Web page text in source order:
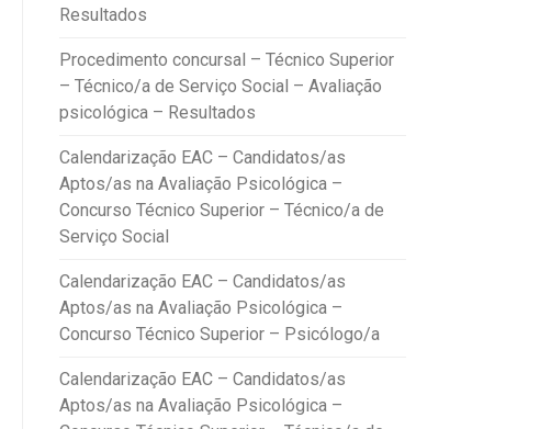
Resultados
Procedimento concursal – Técnico Superior
– Técnico/a de Serviço Social – Avaliação
psicológica – Resultados
Calendarização EAC – Candidatos/as
Aptos/as na Avaliação Psicológica –
Concurso Técnico Superior – Técnico/a de
Serviço Social
Calendarização EAC – Candidatos/as
Aptos/as na Avaliação Psicológica –
Concurso Técnico Superior – Psicólogo/a
Calendarização EAC – Candidatos/as
Aptos/as na Avaliação Psicológica –